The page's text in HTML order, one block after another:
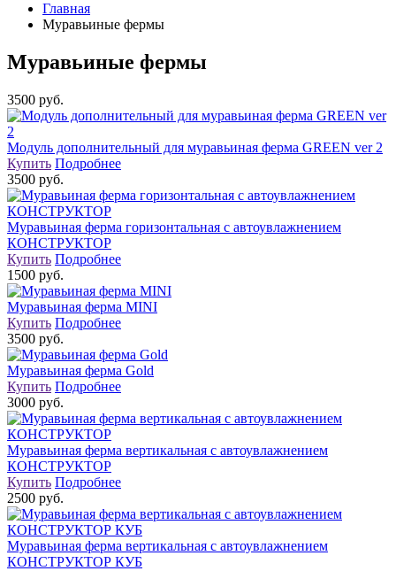
Главная
Муравьиные фермы
Муравьиные фермы
3500 руб.
Модуль дополнительный для муравьиная ферма GREEN ver 2
Купить Подробнее
3500 руб.
Муравьиная ферма горизонтальная с автоувлажнением
КОНСТРУКТОР
Купить Подробнее
1500 руб.
Муравьиная ферма MINI
Купить Подробнее
3500 руб.
Муравьиная ферма Gold
Купить Подробнее
3000 руб.
Муравьиная ферма вертикальная с автоувлажнением
КОНСТРУКТОР
Купить Подробнее
2500 руб.
Муравьиная ферма вертикальная с автоувлажнением
КОНСТРУКТОР КУБ